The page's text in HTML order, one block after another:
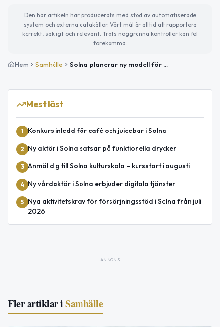
Den här artikeln har producerats med stöd av automatiserade
system och externa datakällor. Vårt mål är alltid att rapportera
korrekt, sakligt och relevant. Trots noggranna kontroller kan fel
förekomma.
Hem Samhälle Solna planerar ny modell för digital parkering
Mest läst
1 Konkurs inledd för café och juicebar i Solna
2 Ny aktör i Solna satsar på funktionella drycker
3 Anmäl dig till Solna kulturskola – kursstart i augusti
4 Ny vårdaktör i Solna erbjuder digitala tjänster
5
Nya aktivitetskrav för försörjningsstöd i Solna från juli
2026
ANNONS
Fler artiklar iSamhälle